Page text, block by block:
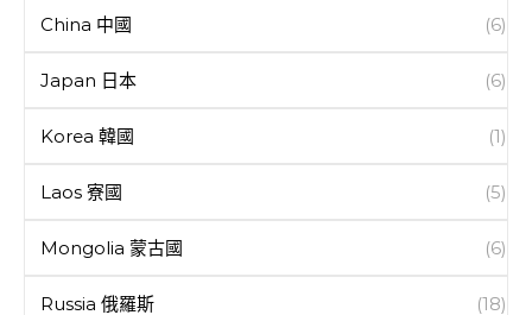
China 中國 (6)
Japan 日本 (6)
Korea 韓國 (1)
Laos 寮國 (5)
Mongolia 蒙古國 (6)
Russia 俄羅斯 (18)